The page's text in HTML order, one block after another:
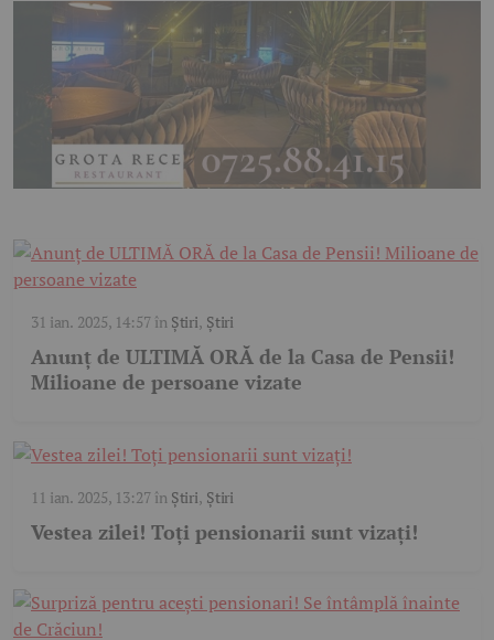
31 ian. 2025, 14:57în Știri, Știri
Anunț de ULTIMĂ ORĂ de la Casa de Pensii!
Milioane de persoane vizate
11 ian. 2025, 13:27în Știri, Știri
Vestea zilei! Toți pensionarii sunt vizați!